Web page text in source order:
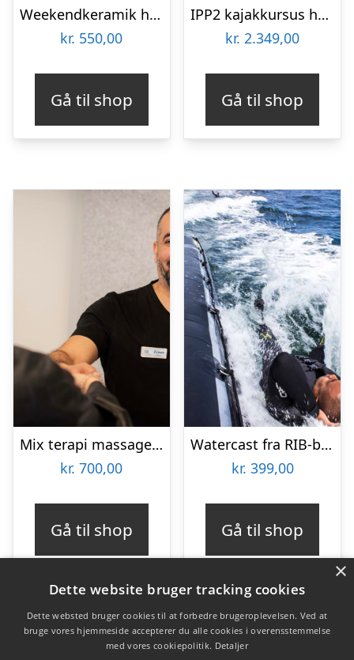
Weekendkeramik hos Lodewa Studio & Boutique
kr. 550,00
Gå til shop
IPP2 kajakkursus hos Karpenhøj Naturcenter
kr. 2.349,00
Gå til shop
Mix terapi massage hos Ermans Massage
kr. 700,00
Gå til shop
Watercast fra RIB-båd med Mai-Event
kr. 399,00
Gå til shop
Varekategorier
×
Dette website bruger tracking cookies
Dette websted bruger cookies til at forbedre brugeroplevelsen. Ved at
bruge vores hjemmeside accepterer du alle cookies i overensstemmelse
med vores cookiepolitik. Detaljer